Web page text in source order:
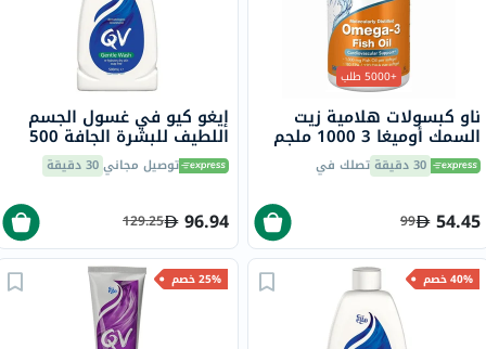
+5000 طلب
ناو كبسولات هلامية زيت
السمك أوميغا 3 1000 ملجم
180 EPA / 120 DHA حزمة من
100 30 دقيقة تصلك في
54.45
99
إيغو كيو في غسول الجسم
اللطيف للبشرة الجافة 500
مل توصيل مجاني30 دقيقة
96.94
129.25
40% خصم 25% خصم